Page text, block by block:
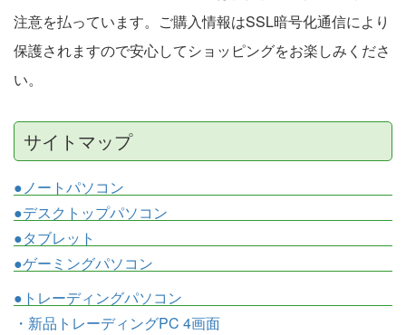
注意を払っています。ご購入情報はSSL暗号化通信により
保護されますので安心してショッピングをお楽しみくださ
い。
サイトマップ
●ノートパソコン
●デスクトップパソコン
●タブレット
●ゲーミングパソコン
●トレーディングパソコン
・新品トレーディングPC 4画面